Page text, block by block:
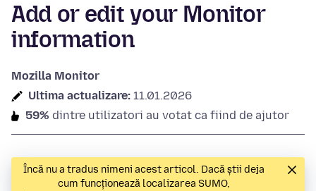
Add or edit your Monitor
information
Mozilla Monitor
Ultima actualizare: 11.01.2026
59% dintre utilizatori au votat ca fiind de ajutor
Încă nu a tradus nimeni acest articol. Dacă știi deja
cum funcționează localizarea SUMO,